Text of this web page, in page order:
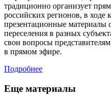
традиционно организует
российских регионов, в ходе
презентационные материалы
переселения в разных
свои вопросы
в прямом эфире.
Подробнее
Еще материалы